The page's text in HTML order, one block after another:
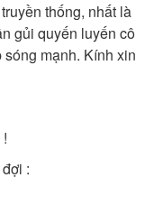
thống, nhất là
gủi quyến luyến cô
mạnh. Kính xin
: